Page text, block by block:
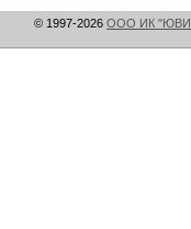
© 1997-2026 ООО ИК